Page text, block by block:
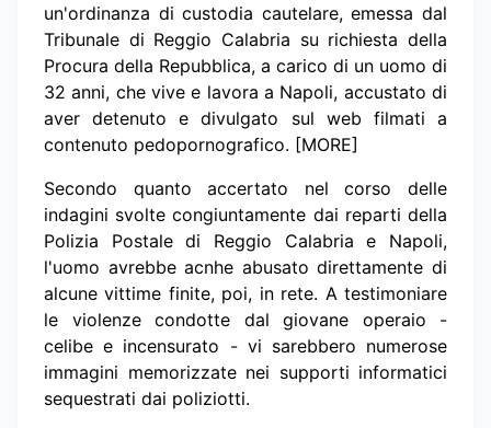
un'ordinanza di custodia cautelare, emessa dal
Tribunale di Reggio Calabria su richiesta della
Procura della Repubblica, a carico di un uomo di
32 anni, che vive e lavora a Napoli, accustato di
aver detenuto e divulgato sul web filmati a
contenuto pedopornografico. [MORE]
Secondo quanto accertato nel corso delle
indagini svolte congiuntamente dai reparti della
Polizia Postale di Reggio Calabria e Napoli,
l'uomo avrebbe acnhe abusato direttamente di
alcune vittime finite, poi, in rete. A testimoniare
le violenze condotte dal giovane operaio -
celibe e incensurato - vi sarebbero numerose
immagini memorizzate nei supporti informatici
sequestrati dai poliziotti.